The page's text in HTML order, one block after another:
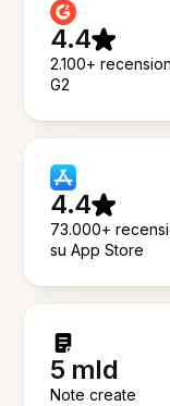
4.4
2.100+
G2
4.4
73.000+
su App Store
5 mld
Note create